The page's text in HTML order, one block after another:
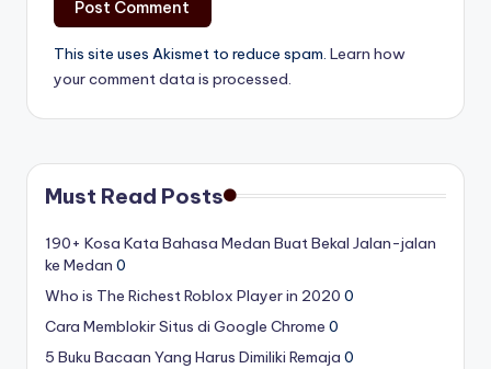
This site uses Akismet to reduce spam. Learn how
your comment data is processed.
Must Read Posts
190+ Kosa Kata Bahasa Medan Buat Bekal Jalan-jalan
ke Medan 0
Who is The Richest Roblox Player in 2020 0
Cara Memblokir Situs di Google Chrome 0
5 Buku Bacaan Yang Harus Dimiliki Remaja 0